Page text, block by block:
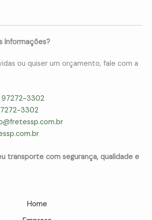
Informações?
ou quiser um orçamento, fale com a
97272-3302
3302
transporte com segurança, qualidade e
Home